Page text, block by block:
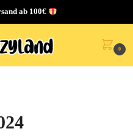
ab 100€
0